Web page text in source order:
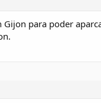
entre 25 y 30 mil
18.000.
para poder